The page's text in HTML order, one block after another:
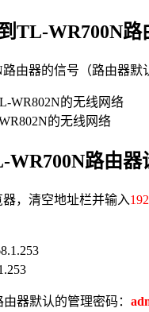
TL-WR700N路
由器的信号（路由器
的无线网络
WR700N路由器
，清空地址栏并输入
器默认的管理密码：